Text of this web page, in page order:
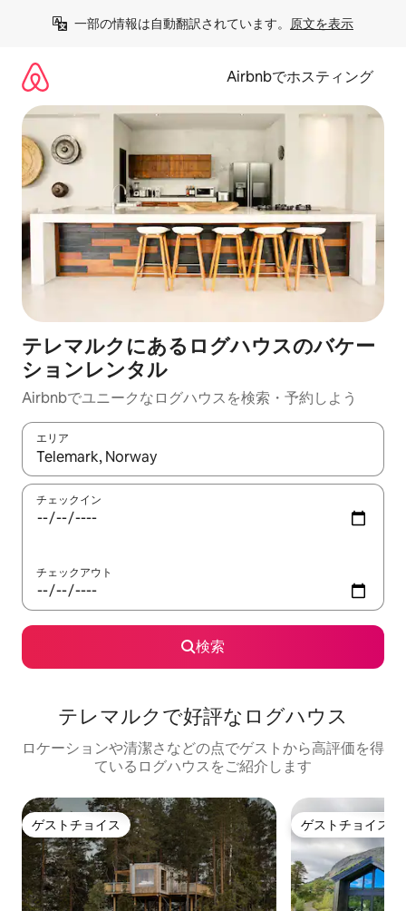
一部の情報は自動翻訳されています。 原文を表示
Airbnbでホスティング
テレマルクにあるログハウスのバケー
ションレンタル
Airbnbでユニークなログハウスを検索・予約しよう
エリア
検索結果が表示されたら、上下の矢印キーを使って移動するか
チェックイン
チェックアウト
検索
テレマルクで好評なログハウス
ロケーションや清潔さなどの点でゲストから高評価を得
ているログハウスをご紹介します
ゲストチョイス
ゲストチョイス ゲストチョイス
ゲストチョイス